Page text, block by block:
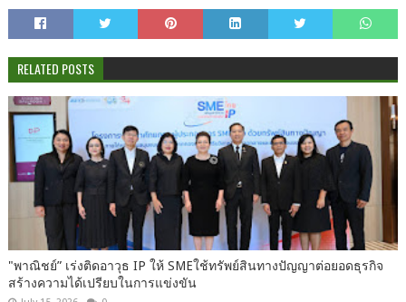
RELATED POSTS
"พาณิชย์” เร่งติดอาวุธ IP ให้ SMEใช้ทรัพย์สินทางปัญญาต่อยอดธุรกิจ
สร้างความได้เปรียบในการแข่งขัน